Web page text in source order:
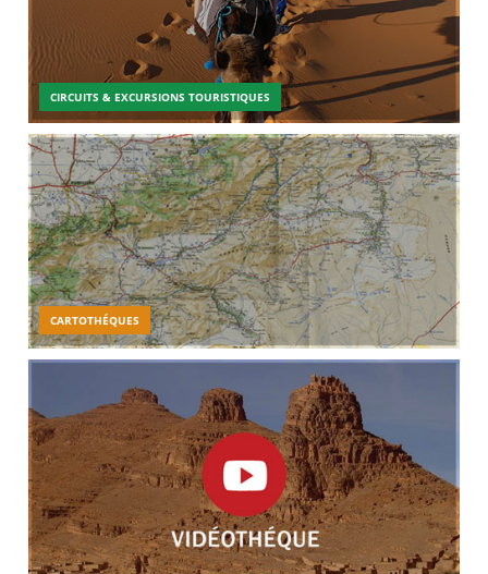
CIRCUITS & EXCURSIONS TOURISTIQUES
CARTOTHÉQUES